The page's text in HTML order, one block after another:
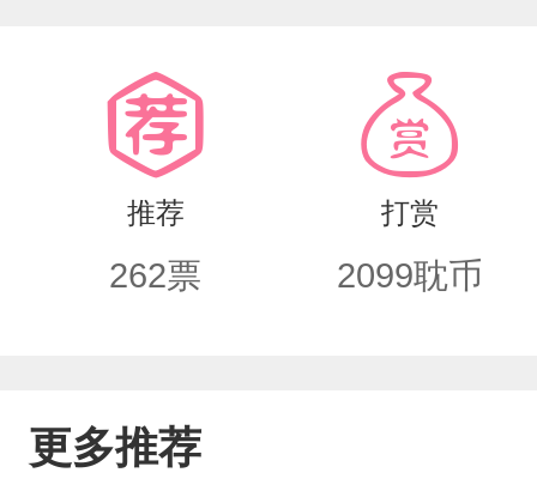
推荐
262票
打赏
2099耽币
更多推荐